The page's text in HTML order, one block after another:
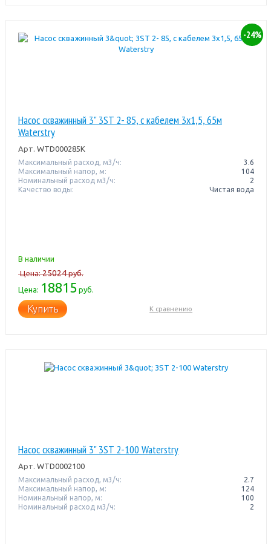
-24%
Насос скважинный 3" 3ST 2- 85, с кабелем 3x1,5, 65м
Waterstry
Арт. WTD000285К
Максимальный расход, м3/ч:
3.6
Максимальный напор, м:
104
Номинальный расход м3/ч:
2
Качество воды:
Чистая вода
В наличии
Цена:25024руб.
Цена: 18815руб.
Купить К сравнению
Насос скважинный 3" 3ST 2-100 Waterstry
Арт. WTD0002100
Максимальный расход, м3/ч:
2.7
Максимальный напор, м:
124
Номинальный напор, м:
100
Номинальный расход м3/ч:
2